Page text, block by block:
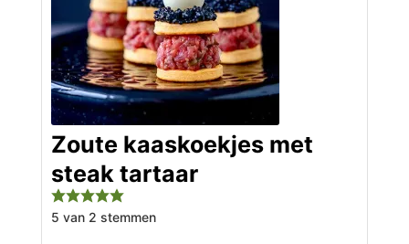
Zoute kaaskoekjes met
steak tartaar
5 van 2 stemmen